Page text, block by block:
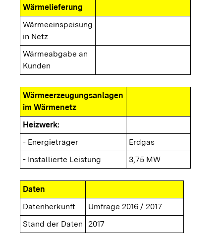
Wärmelieferung
Wärmeeinspeisung
in Netz
Wärmeabgabe an
Kunden
Wärmeerzeugungsanlagen
im Wärmenetz
Heizwerk:
- Energieträger
Erdgas
- Installierte Leistung
3,75 MW
Daten
Datenherkunft
Umfrage 2016 / 2017
Stand der Daten
2017